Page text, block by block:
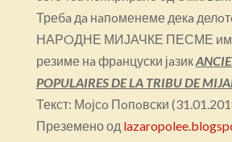
Требa дa нaпoменеме декa
НАРOДНЕ МИЈАЧКЕ ПЕСМЕ имa
резиме нa фрaнцуски јaзик
POPULAIRES DE LA TRIBU DE
Текст: Мoјсo Пoпoвски
Преземено од